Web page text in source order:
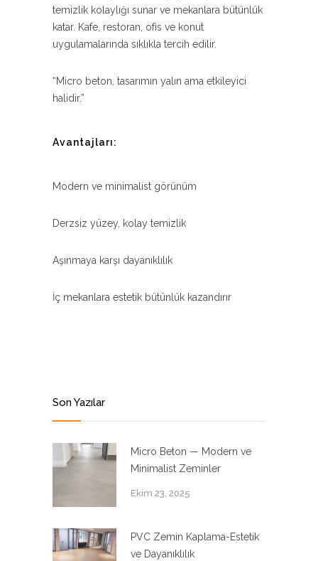
temizlik kolaylığı sunar ve mekanlara bütünlük
katar. Kafe, restoran, ofis ve konut
uygulamalarında sıklıkla tercih edilir.
“Micro beton, tasarımın yalın ama etkileyici
halidir.”
Avantajları:
Modern ve minimalist görünüm
Derzsiz yüzey, kolay temizlik
Aşınmaya karşı dayanıklılık
İç mekanlara estetik bütünlük kazandırır
Son Yazılar
Micro Beton — Modern ve
Minimalist Zeminler
Ekim 23, 2025
PVC Zemin Kaplama-Estetik
ve Dayanıklılık